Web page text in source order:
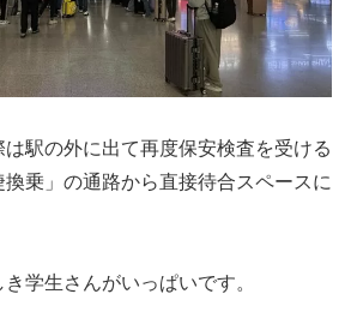
駅の外に出て再度保安検査を受ける
乗」の通路から直接待合スペースに
学生さんがいっぱいです。